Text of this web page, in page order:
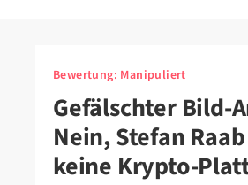
Bewertung: Manipuliert
Gefälschter Bild-
Nein, Stefan
keine Krypto-